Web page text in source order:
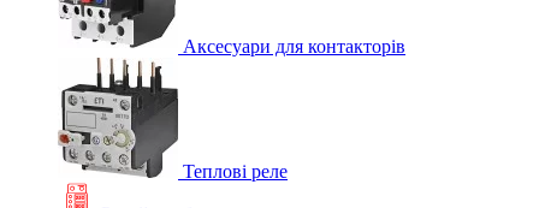
Аксесуари для контакторів
Теплові реле